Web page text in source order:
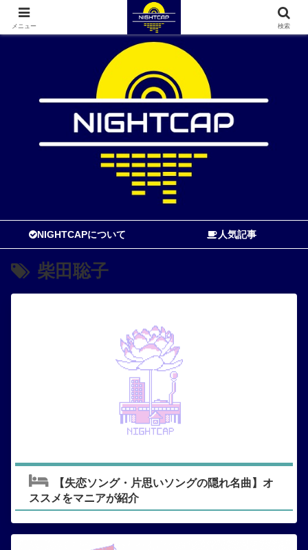
寝る前に読む音楽ブログ
NIGHTCAPについて 人気記事
柴田聡子
【失恋ソング・片思いソングの隠れ名曲】オ
ススメをマニアが紹介
メニュー 検索